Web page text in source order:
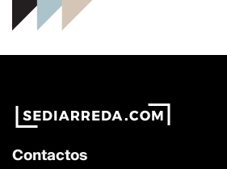
Contactos